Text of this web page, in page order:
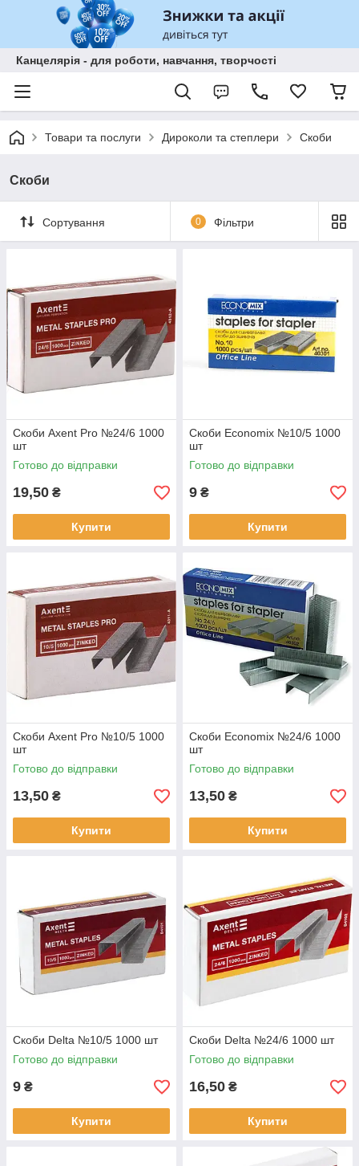
Канцелярія - для роботи, навчання, творчості
Товари та послуги Дироколи та степлери Скоби
Скоби
Сортування 0 Фільтри
Скоби Axent Pro №24/6 1000
шт
Готово до відправки
19,50 ₴
Купити
Скоби Economix №10/5 1000
шт
Готово до відправки
9 ₴
Купити
Скоби Axent Pro №10/5 1000
шт
Готово до відправки
13,50 ₴
Купити
Скоби Economix №24/6 1000
шт
Готово до відправки
13,50 ₴
Купити
Скоби Delta №10/5 1000 шт
Готово до відправки
9 ₴
Купити
Скоби Delta №24/6 1000 шт
Готово до відправки
16,50 ₴
Купити